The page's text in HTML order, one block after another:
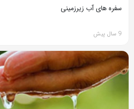
سفره های آب زیرزمینی
9 سال پیش